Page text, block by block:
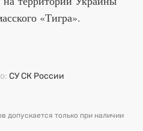
«Тигра».
СУ СК России
допускается только при наличии